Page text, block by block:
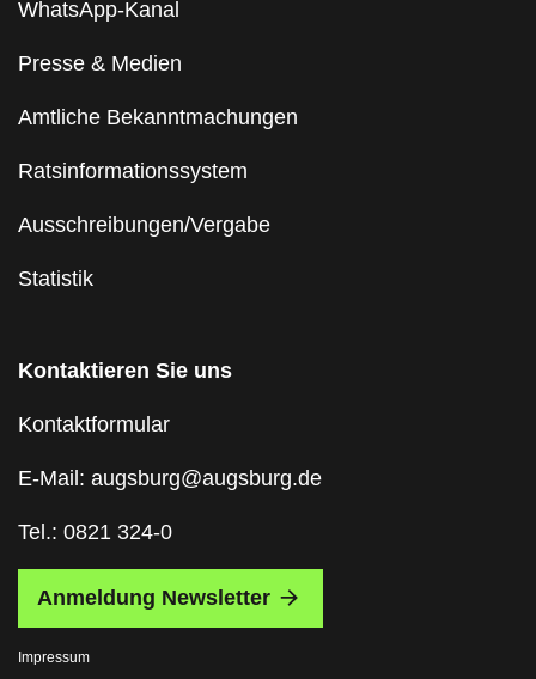
WhatsApp-Kanal
Presse & Medien
Amtliche Bekanntmachungen
Ratsinformationssystem
Ausschreibungen/Vergabe
Statistik
Kontaktieren Sie uns
Kontaktformular
E-Mail: augsburg@augsburg.de
Tel.: 0821 324-0
Anmeldung Newsletter
Impressum